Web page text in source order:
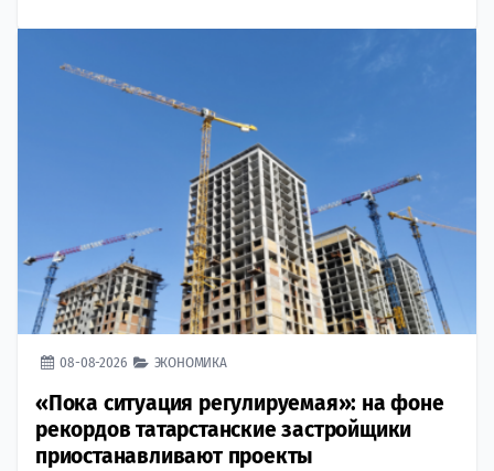
08-08-2026 ЭКОНОМИКА
«Пока ситуация регулируемая»: на фоне
рекордов татарстанские застройщики
приостанавливают проекты